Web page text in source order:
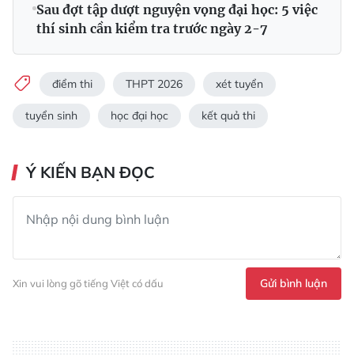
Sau đợt tập dượt nguyện vọng đại học: 5 việc
thí sinh cần kiểm tra trước ngày 2-7
điểm thi THPT 2026 xét tuyển
tuyển sinh học đại học kết quả thi
Ý KIẾN BẠN ĐỌC
Xin vui lòng gõ tiếng Việt có dấu Gửi bình luận